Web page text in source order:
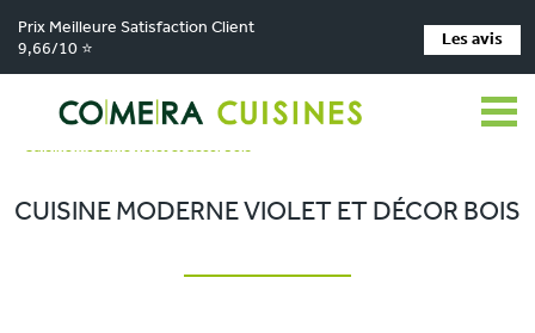
Prix Meilleure Satisfaction Client
9,66/10 ⭐
Les avis
Comera Cuisines > Nos magasins de cuisine >
Cuisiniste MAIZIERES LA GRANDE PAROISSE > Réalisations
Cuisine moderne violet et décor bois
CUISINE MODERNE VIOLET ET DÉCOR BOIS